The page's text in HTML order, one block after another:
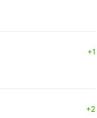
+1
+2